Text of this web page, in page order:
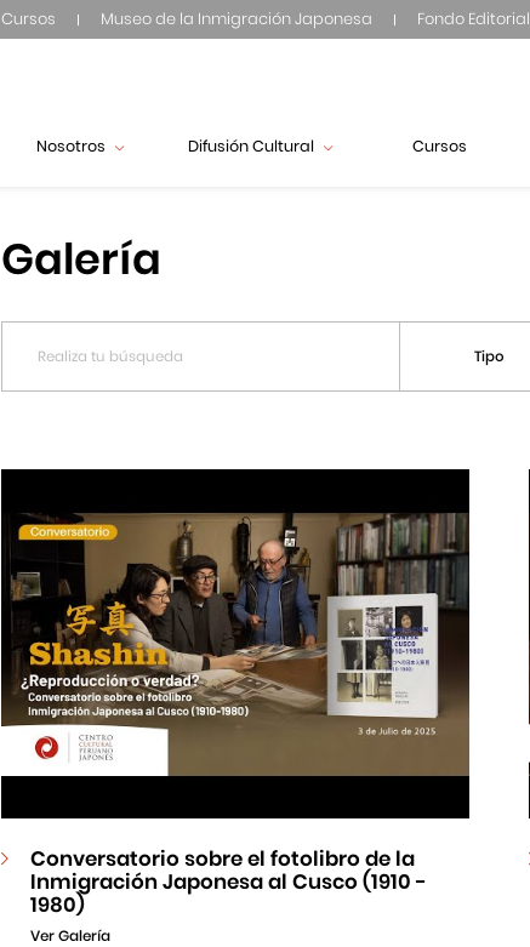
Cursos Museo de la Inmigración Japonesa Fondo Editorial
Nosotros Difusión Cultural Cursos
Galería
Tipo
Conversatorio sobre el fotolibro de la
Inmigración Japonesa al Cusco (1910 -
1980)
Ver Galería